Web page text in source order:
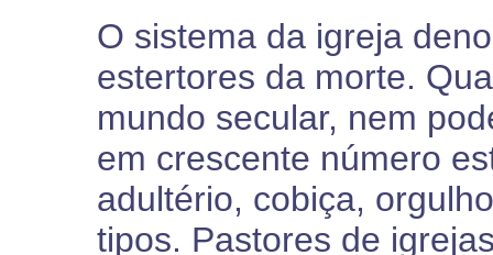
O sistema da igreja
estertores da morte.
mundo secular, nem
em crescente número
adultério, cobiça,
tipos. Pastores de